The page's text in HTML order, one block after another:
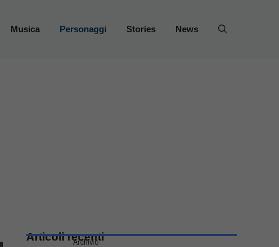
Musica Personaggi Stories News
Articoli recenti
Archivio